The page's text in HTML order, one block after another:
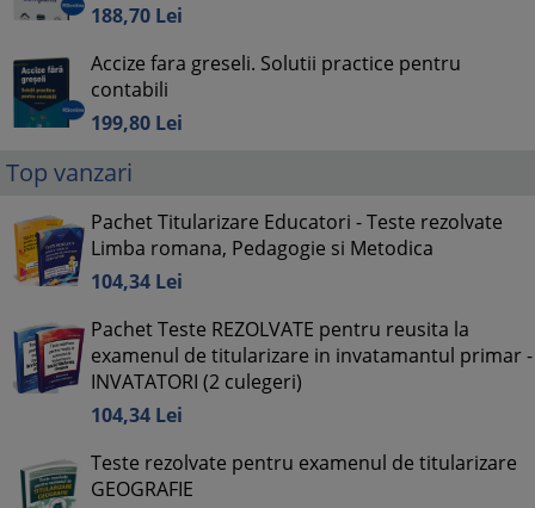
188,70 Lei
Accize fara greseli. Solutii practice pentru
contabili
199,80 Lei
Top vanzari
Pachet Titularizare Educatori - Teste rezolvate
Limba romana, Pedagogie si Metodica
104,34 Lei
Pachet Teste REZOLVATE pentru reusita la
examenul de titularizare in invatamantul primar -
INVATATORI (2 culegeri)
104,34 Lei
Teste rezolvate pentru examenul de titularizare
GEOGRAFIE